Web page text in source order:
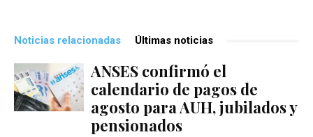
Noticias relacionadas Últimas noticias
ANSES confirmó el
calendario de pagos de
agosto para AUH, jubilados y
pensionados